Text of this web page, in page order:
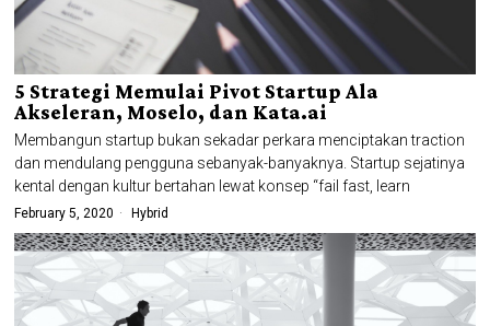
5 Strategi Memulai Pivot Startup Ala
Akseleran, Moselo, dan Kata.ai
Membangun startup bukan sekadar perkara menciptakan traction
dan mendulang pengguna sebanyak-banyaknya. Startup sejatinya
kental dengan kultur bertahan lewat konsep “fail fast, learn
February 5, 2020 Hybrid